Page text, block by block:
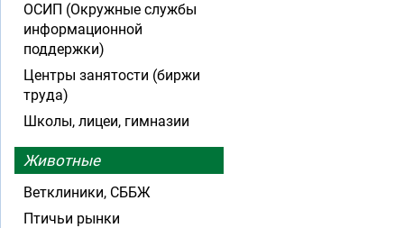
ОСИП (Окружные службы
информационной
поддержки)
Центры занятости (биржи
труда)
Школы, лицеи, гимназии
Животные
Ветклиники, СББЖ
Птичьи рынки